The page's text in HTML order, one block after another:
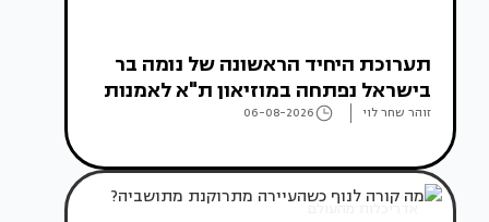
תערוכת היחיד הראשונה של נומה בר
בישראל נפתחה במוזיאון ת"א לאמנות
זוהר שחר לוי 06-08-2026
אדריכלות מהעולם